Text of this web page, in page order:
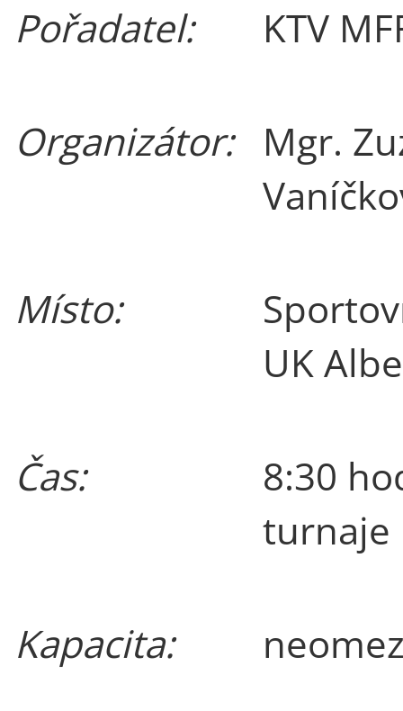
Pořadatel: KTV
Organizátor:
Mgr.
Místo:
UK
Čas:
8:30
turnaje
Kapacita: